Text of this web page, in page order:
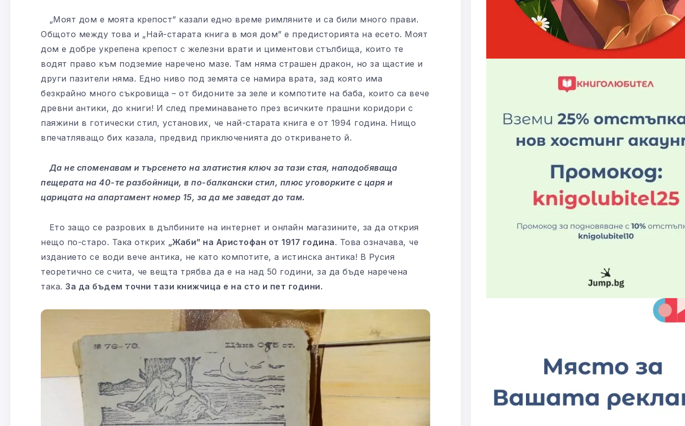
„Моят дом е моята крепост” казали едно време римляните и са били много прави.
Общото между това и „Най-старата книга в моя дом” е предисторията на есето. Моят
дом е добре укрепена крепост с железни врати и циментови стълбища, които те
водят право към подземие наречено мазе. Там няма страшен дракон, но за щастие и
други пазители няма. Едно ниво под земята се намира врата, зад която има
безкрайно много съкровища – от бидоните за зеле и компотите на баба, които са вече
древни антики, до книги! И след преминаването през всичките прашни коридори с
паяжини в готически стил, установих, че най-старата книга е от 1994 година. Нищо
впечатляващо бих казала, предвид приключенията до откриването й.
Да не споменавам и търсенето на златистия ключ за тази стая, наподобяваща
пещерата на 40-те разбойници, в по-балкански стил, плюс уговорките с царя и
царицата на апартамент номер 15, за да ме заведат до там.
Ето защо се разрових в дълбините на интернет и онлайн магазините, за да открия
нещо по-старо. Така открих „Жаби” на Аристофан от 1917 година. Това означава, че
изданието се води вече антика, не като компотите, а истинска антика! В Русия
теоретично се счита, че вещта трябва да е на над 50 години, за да бъде наречена
така. За да бъдем точни тази книжчица е на сто и пет години.